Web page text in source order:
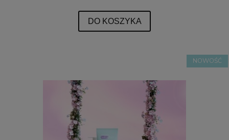
DO KOSZYKA
NOWOŚĆ